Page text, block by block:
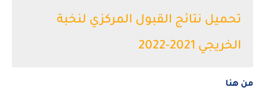
تحميل نتائج القبول المركزي لنخبة
الخريجي 2021-2022
من هنا